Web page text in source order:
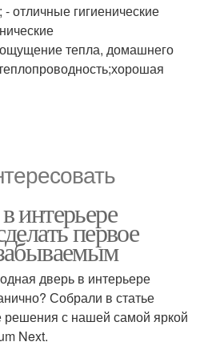
отличные гигиенические
тепла, домашнего
интерьере
первое
дверь в интерьере
Собрали в статье
решения с нашей самой яркой
Next.